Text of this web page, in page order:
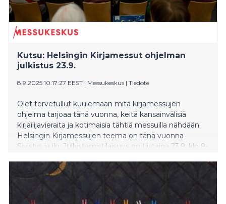
Kutsu: Helsingin Kirjamessut ohjelman
julkistus 23.9.
8.9.2025 10:17:27 EEST | Messukeskus | Tiedote
Olet tervetullut kuulemaan mitä kirjamessujen
ohjelma tarjoaa tänä vuonna, keitä kansainvälisiä
kirjailijavieraita ja kotimaisia tähtiä messuilla nähdään.
Helsingin Kirjamessujen teema on tänä vuonna
Sivistys ja ilo. Julkistamistilaisuus on tiistaina 23.9. klo 9-
juhlistetaan 25. kertaa järjestettäviä Helsingin
Kirjamessuja.